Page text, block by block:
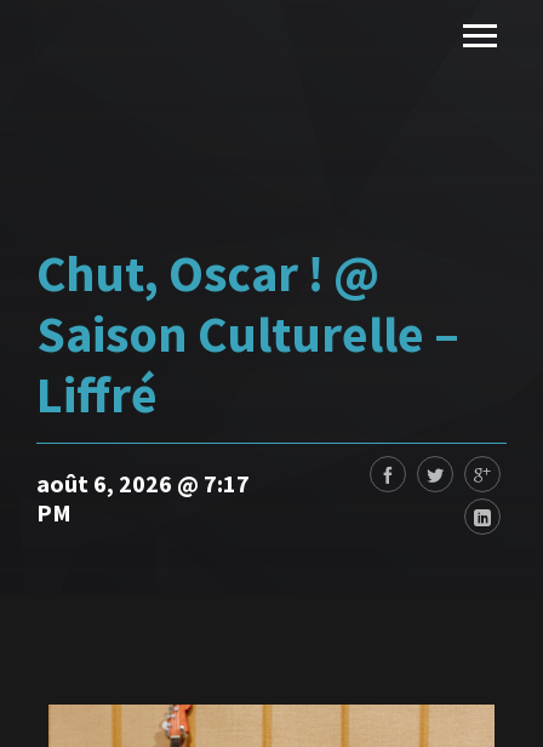
Chut, Oscar ! @
Saison Culturelle –
Liffré
août 6, 2026 @ 7:17
PM